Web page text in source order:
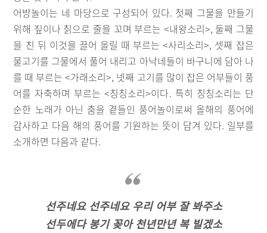
어방놀이는 네 마당으로 구성되어 있다. 첫째 그물을 만들기
위해 짚이나 칡으로 줄을 꼬며 부르는 <내왕소리>, 둘째 그물
을 친 뒤 이것을 끌어 올릴 때 부르는 <사리소리>, 셋째 잡은
물고기를 그물에서 풀어 내리고 아낙네들이 바구니에 담아 나
를 때 부르는 <가래소리>, 넷째 고기를 많이 잡은 어부들이 풍
어를 자축하며 부르는 <칭칭소리>이다. 특히 칭칭소리는 단
순한 노래가 아닌 춤을 곁들인 풍어놀이로써 올해의 풍어에
감사하고 다음 해의 풍어를 기원하는 뜻이 담겨 있다. 일부를
소개하면 다음과 같다.
선주네요 선주네요 우리 어부 잘 봐주소
선두에다 봉기 꽂아 천년만년 복 빌겠소